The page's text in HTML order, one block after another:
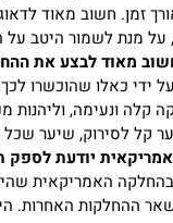
זמן. חשוב מאוד
מנת לשמור היטב על
מאוד לבצע את
ידי כאלו שהוכשרו
קלה ונעימה, וליהנות
קל לסירוק, שיער
יודעת לספק
בהחלקה האמריקאית
שאר ההחלקות האחרות.